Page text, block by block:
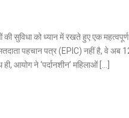
सुविधा को ध्यान में रखते हुए एक महत्वपूर्ण
पहचान पत्र (EPIC) नहीं है, वे अब
आयोग ने ‘पर्दानशीन’ महिलाओं […]